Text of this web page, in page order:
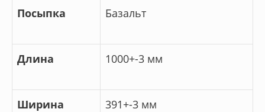
Посыпка Базальт
Длина 1000+-3 мм
Ширина 391+-3 мм